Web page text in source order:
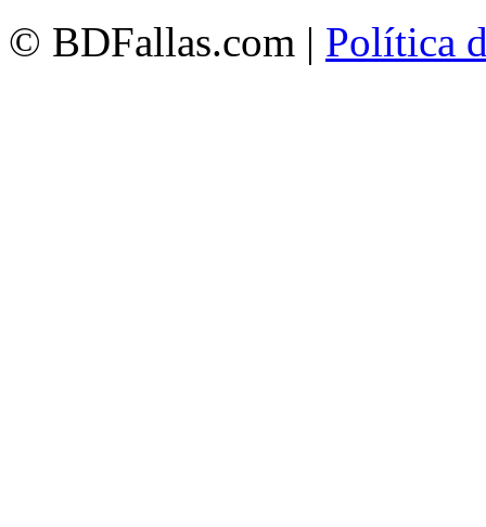
© BDFallas.com | Política